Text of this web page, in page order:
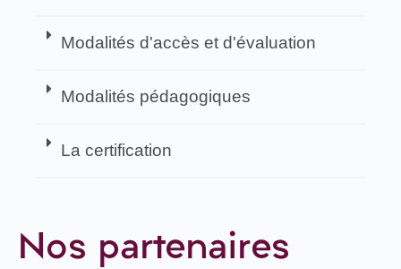
Modalités d'accès et d'évaluation
Modalités pédagogiques
La certification
Nos partenaires